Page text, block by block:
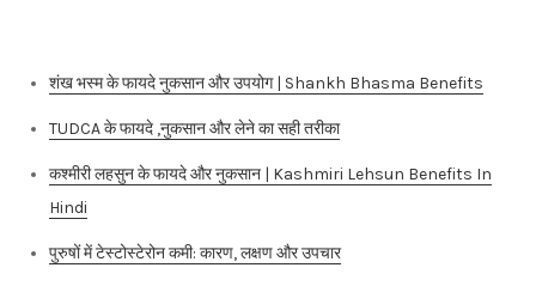
शंख भस्म के फायदे नुकसान और उपयोग | Shankh Bhasma Benefits
TUDCA के फायदे ,नुकसान और लेने का सही तरीका
कश्मीरी लहसुन के फायदे और नुकसान | Kashmiri Lehsun Benefits In
Hindi
पुरुषों में टेस्टोस्टेरोन कमी: कारण, लक्षण और उपचार